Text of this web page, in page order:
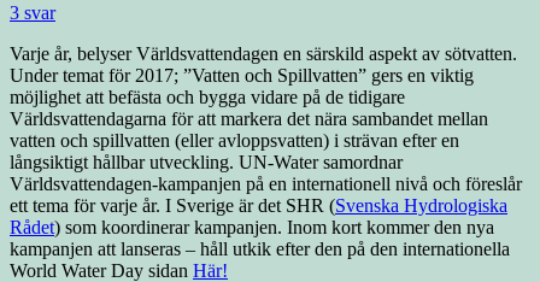
3 svar
Varje år, belyser Världsvattendagen en särskild aspekt av sötvatten.
Under temat för 2017; ”Vatten och Spillvatten” gers en viktig
möjlighet att befästa och bygga vidare på de tidigare
Världsvattendagarna för att markera det nära sambandet mellan
vatten och spillvatten (eller avloppsvatten) i strävan efter en
långsiktigt hållbar utveckling. UN-Water samordnar
Världsvattendagen-kampanjen på en internationell nivå och föreslår
ett tema för varje år. I Sverige är det SHR (Svenska Hydrologiska
Rådet) som koordinerar kampanjen. Inom kort kommer den nya
kampanjen att lanseras – håll utkik efter den på den internationella
World Water Day sidan Här!